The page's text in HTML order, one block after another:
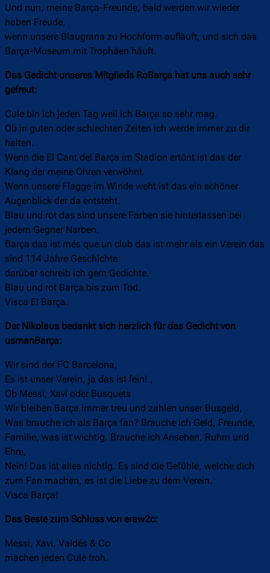
Und nun, meine Barça-Freunde, bald werden wir wieder
haben Freude,
wenn unsere Blaugrana zu Hochform aufläuft, und sich das
Barça-Museum mit Trophäen häuft.
Das Gedicht unseres Mitglieds RoBarça hat uns auch sehr
gefreut:
Cule bin ich jeden Tag weil ich Barça so sehr mag.
Ob in guten oder schlechten Zeiten ich werde immer zu dir
halten.
Wenn die El Cant del Barça im Stadion ertönt ist das der
Klang der meine Ohren verwöhnt.
Wenn unsere Flagge im Winde weht ist das ein schöner
Augenblick der da entsteht.
Blau und rot das sind unsere Farben sie hinterlassen bei
jedem Gegner Narben.
Barça das ist més que un club das ist mehr als ein Verein das
sind 114 Jahre Geschichte
darüber schreib ich gern Gedichte.
Blau und rot Barça bis zum Tod.
Visca El Barça.
Der Nikolaus bedankt sich herzlich für das Gedicht von
usmanBarça:
Wir sind der FC Barcelona,
Es ist unser Verein, ja das ist fein! ,
Ob Messi, Xavi oder Busquets
Wir bleiben Barça immer treu und zahlen unser Busgeld,
Was brauche ich als Barça fan? Brauche ich Geld, Freunde,
Familie, was ist wichtig. Brauche ich Ansehen, Ruhm und
Ehre,
Nein! Das ist alles nichtig. Es sind die Gefühle, welche dich
zum Fan machen, es ist die Liebe zu dem Verein.
Visca Barça!
Das Beste zum Schluss von eraw2c:
Messi, Xavi, Valdés & Co
machen jeden Cule froh.